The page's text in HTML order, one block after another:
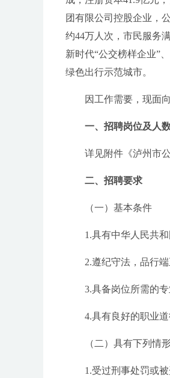
团有限公司控股企业，
约44万人次，市民服务
新时代“公交榜样企业”
绿色出行示范城市。
因工作需要，现面向
一、招聘岗位及人
详见附件《泸州市
二、招聘要求
（一）基本条件
1.具有中华人民共和
2.遵纪守法，品行端
3.具备岗位所需的专
4.具有良好的职业道
（二）具有下列情形
1.受过刑事处罚或被